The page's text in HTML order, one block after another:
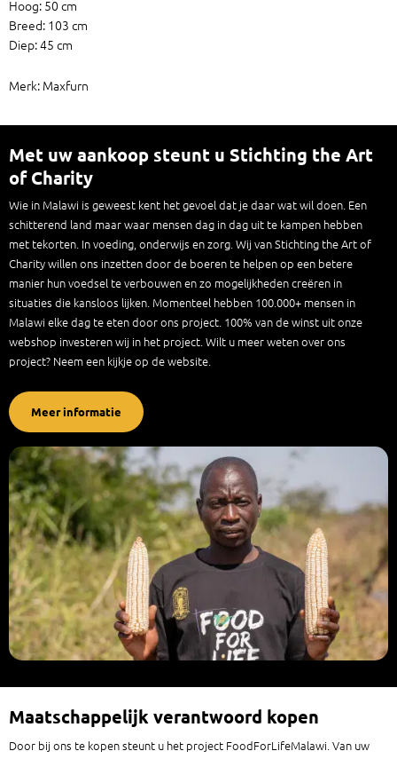
Hoog: 50 cm
Breed: 103 cm
Diep: 45 cm
Merk: Maxfurn
Met uw aankoop steunt u Stichting the Art
of Charity
Wie in Malawi is geweest kent het gevoel dat je daar wat wil doen. Een
schitterend land maar waar mensen dag in dag uit te kampen hebben
met tekorten. In voeding, onderwijs en zorg. Wij van Stichting the Art of
Charity willen ons inzetten door de boeren te helpen op een betere
manier hun voedsel te verbouwen en zo mogelijkheden creëren in
situaties die kansloos lijken. Momenteel hebben 100.000+ mensen in
Malawi elke dag te eten door ons project. 100% van de winst uit onze
webshop investeren wij in het project. Wilt u meer weten over ons
project? Neem een kijkje op de website.
Meer informatie
Maatschappelijk verantwoord kopen
Door bij ons te kopen steunt u het project FoodForLifeMalawi. Van uw